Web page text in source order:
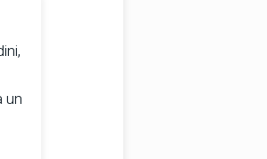
un